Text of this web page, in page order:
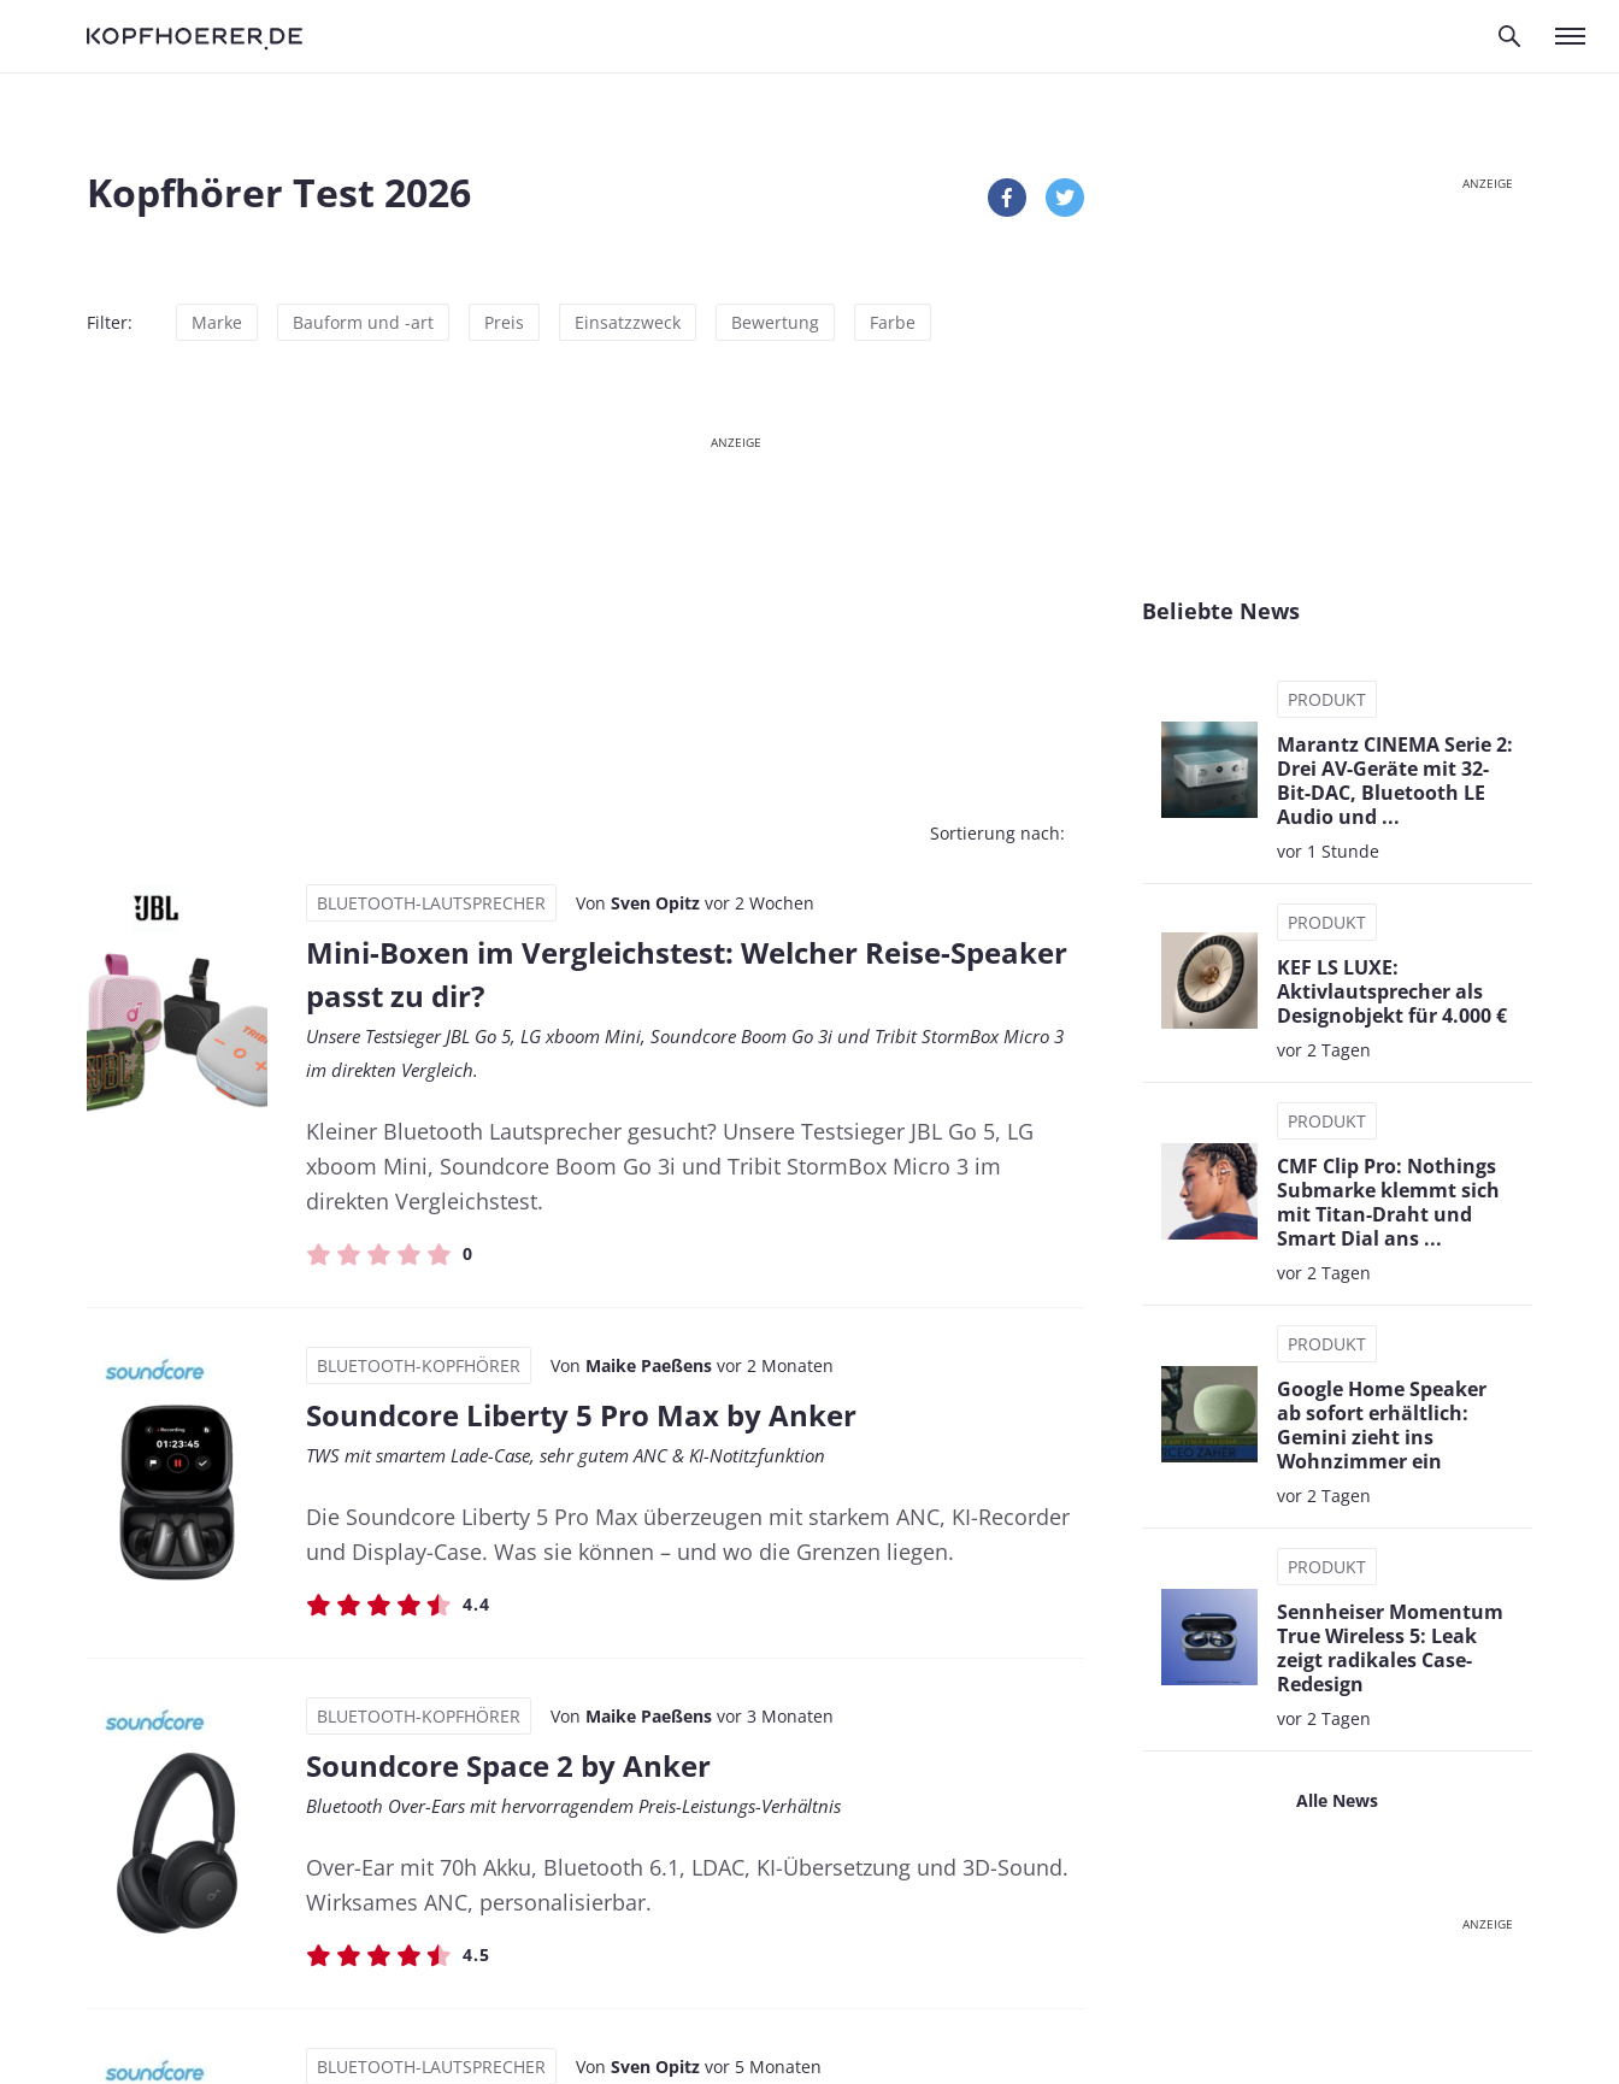
Kopfhörer Test 2026
Filter: Marke Bauform und -art Preis Einsatzzweck Bewertung Farbe
ANZEIGE
Sortierung nach:
BLUETOOTH-LAUTSPRECHER Von Sven Opitz vor 2 Wochen
Mini-Boxen im Vergleichstest: Welcher Reise-Speaker
passt zu dir?
Unsere Testsieger JBL Go 5, LG xboom Mini, Soundcore Boom Go 3i und Tribit StormBox Micro 3
im direkten Vergleich.
Kleiner Bluetooth Lautsprecher gesucht? Unsere Testsieger JBL Go 5, LG
xboom Mini, Soundcore Boom Go 3i und Tribit StormBox Micro 3 im
direkten Vergleichstest.
0
BLUETOOTH-KOPFHÖRER Von Maike Paeßens vor 2 Monaten
Soundcore Liberty 5 Pro Max by Anker
TWS mit smartem Lade-Case, sehr gutem ANC & KI-Notitzfunktion
Die Soundcore Liberty 5 Pro Max überzeugen mit starkem ANC, KI-Recorder
und Display-Case. Was sie können – und wo die Grenzen liegen.
4.4
BLUETOOTH-KOPFHÖRER Von Maike Paeßens vor 3 Monaten
Soundcore Space 2 by Anker
Bluetooth Over-Ears mit hervorragendem Preis-Leistungs-Verhältnis
Over-Ear mit 70h Akku, Bluetooth 6.1, LDAC, KI-Übersetzung und 3D-Sound.
Wirksames ANC, personalisierbar.
4.5
BLUETOOTH-LAUTSPRECHER Von Sven Opitz vor 5 Monaten
ANZEIGE
Beliebte News
PRODUKT
Marantz CINEMA Serie 2:
Drei AV-Geräte mit 32-
Bit-DAC, Bluetooth LE
Audio und ...
vor 1 Stunde
PRODUKT
KEF LS LUXE:
Aktivlautsprecher als
Designobjekt für 4.000 €
vor 2 Tagen
PRODUKT
CMF Clip Pro: Nothings
Submarke klemmt sich
mit Titan-Draht und
Smart Dial ans ...
vor 2 Tagen
PRODUKT
Google Home Speaker
ab sofort erhältlich:
Gemini zieht ins
Wohnzimmer ein
vor 2 Tagen
PRODUKT
Sennheiser Momentum
True Wireless 5: Leak
zeigt radikales Case-
Redesign
vor 2 Tagen
Alle News
ANZEIGE